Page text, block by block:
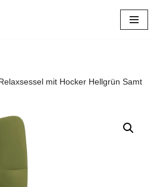
mit Hocker Hellgrün Samt